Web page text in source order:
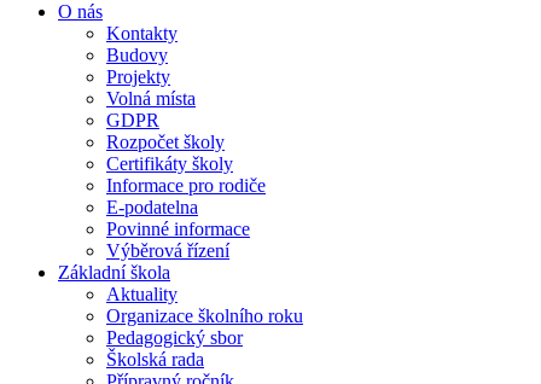
O nás
Kontakty
Budovy
Projekty
Volná místa
GDPR
Rozpočet školy
Certifikáty školy
Informace pro rodiče
E-podatelna
Povinné informace
Výběrová řízení
Základní škola
Aktuality
Organizace školního roku
Pedagogický sbor
Školská rada